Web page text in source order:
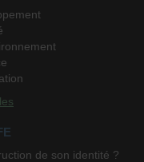
de son identité ?